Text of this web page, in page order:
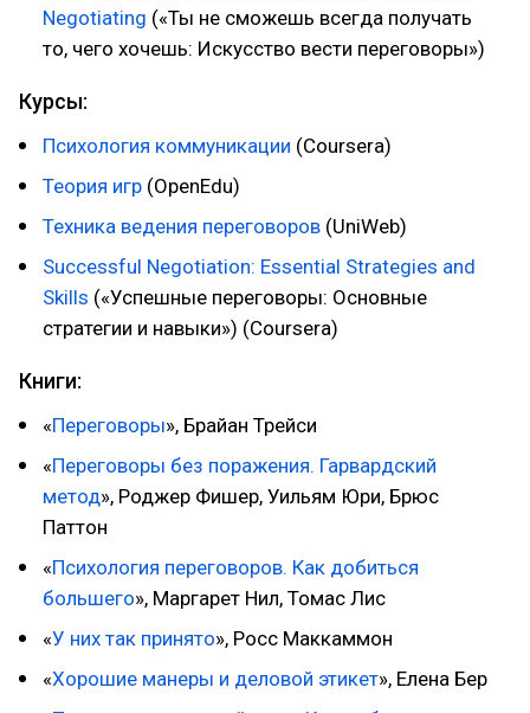
Negotiating («Ты не сможешь всегда получать
то, чего хочешь: Искусство вести переговоры»)
Курсы:
Психология коммуникации (Coursera)
Теория игр (OpenEdu)
Техника ведения переговоров (UniWeb)
Successful Negotiation: Essential Strategies and
Skills («Успешные переговоры: Основные
стратегии и навыки») (Coursera)
Книги:
«Переговоры», Брайан Трейси
«Переговоры без поражения. Гарвардский
метод», Роджер Фишер, Уильям Юри, Брюс
Паттон
«Психология переговоров. Как добиться
большего», Маргарет Нил, Томас Лис
«У них так принято», Росс Маккаммон
«Хорошие манеры и деловой этикет», Елена Бер